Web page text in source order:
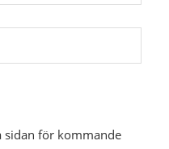
sidan för kommande